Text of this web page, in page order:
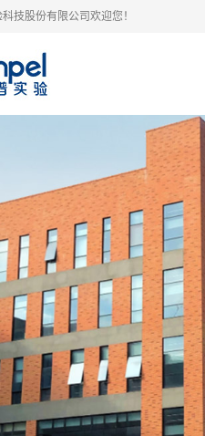
技股份有限公司欢迎您！